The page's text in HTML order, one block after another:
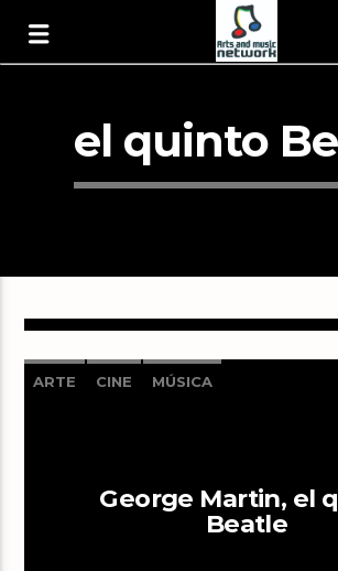
el quinto
ARTE CINE MÚSICA
George Martin, el
Beatle